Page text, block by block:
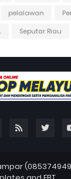
pelalawan
Seputar Riau